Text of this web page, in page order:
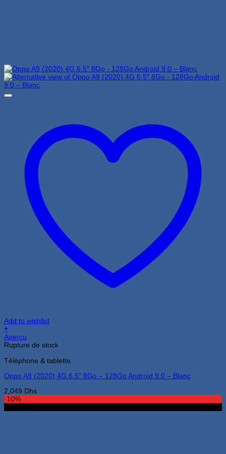
Add to wishlist
+
Aperçu
Rupture de stock
Téléphone & tablette
Oppo A9 (2020) 4G 6.5″ 8Go – 128Go Android 9.0 – Blanc
2,049 Dhs
-10%